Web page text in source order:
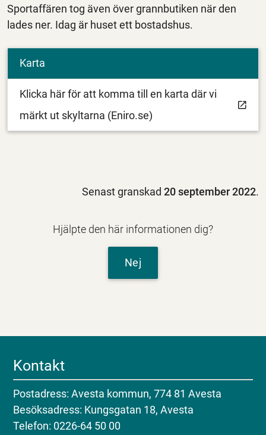
Sportaffären tog även över grannbutiken när den
lades ner. Idag är huset ett bostadshus.
Karta
Klicka här för att komma till en karta där vi
märkt ut skyltarna (Eniro.se)
Senast granskad20 september 2022.
Hjälpte den här informationen dig?
Nej
Kontakt
Postadress: Avesta kommun, 774 81 Avesta
Besöksadress: Kungsgatan 18, Avesta
Telefon: 0226-64 50 00